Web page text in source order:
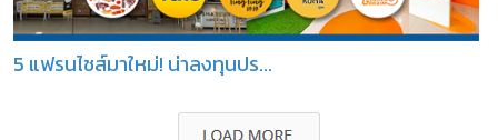
5 แฟรนไชส์มาใหม่! น่าลงทุนปร...